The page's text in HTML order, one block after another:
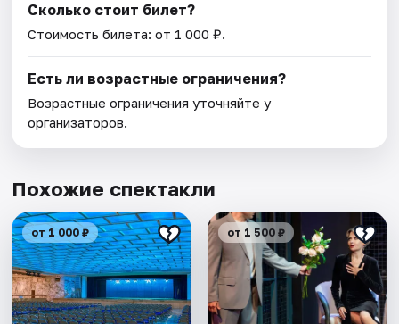
Сколько стоит билет?
Стоимость билета: от 1 000 ₽.
Есть ли возрастные ограничения?
Возрастные ограничения уточняйте у
организаторов.
Похожие спектакли
от 1 000 ₽ от 1 500 ₽